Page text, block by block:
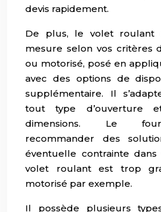
devis rapidement.
De plus, le volet roulant
mesure selon vos critères
ou motorisé, posé en
avec des options de
supplémentaire. Il
tout type d’ouverture
dimensions. Le
recommander des
éventuelle contrainte
volet roulant est trop
motorisé par exemple.
Il possède plusieurs